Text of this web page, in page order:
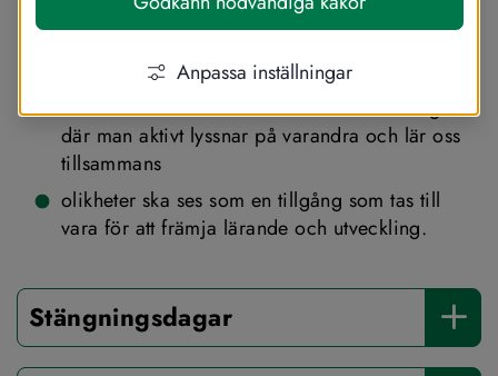
Anpassa inställningar
att utveckla barnens olika förmågor
möta barn och föräldrar med ett förhållningssätt
där man aktivt lyssnar på varandra och lär oss
tillsammans
olikheter ska ses som en tillgång som tas till
vara för att främja lärande och utveckling.
Stängningsdagar